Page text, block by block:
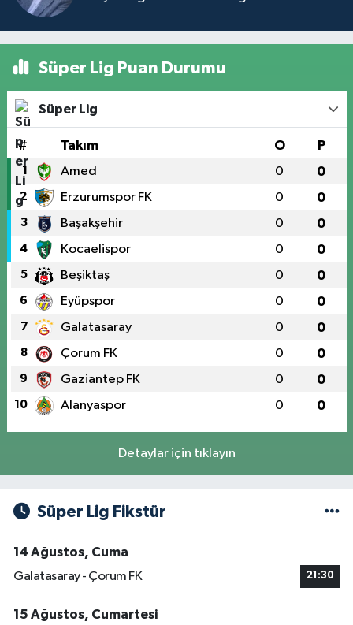
Süper Lig Puan Durumu
Süper Lig
# Takım O P
1 Amed 0 0
2 Erzurumspor FK 0 0
3 Başakşehir 0 0
4 Kocaelispor 0 0
5 Beşiktaş 0 0
6 Eyüpspor 0 0
7 Galatasaray 0 0
8 Çorum FK 0 0
9 Gaziantep FK 0 0
10 Alanyaspor 0 0
Detaylar için tıklayın
Süper Lig Fikstür
14 Ağustos, Cuma
Galatasaray - Çorum FK
21:30
15 Ağustos, Cumartesi